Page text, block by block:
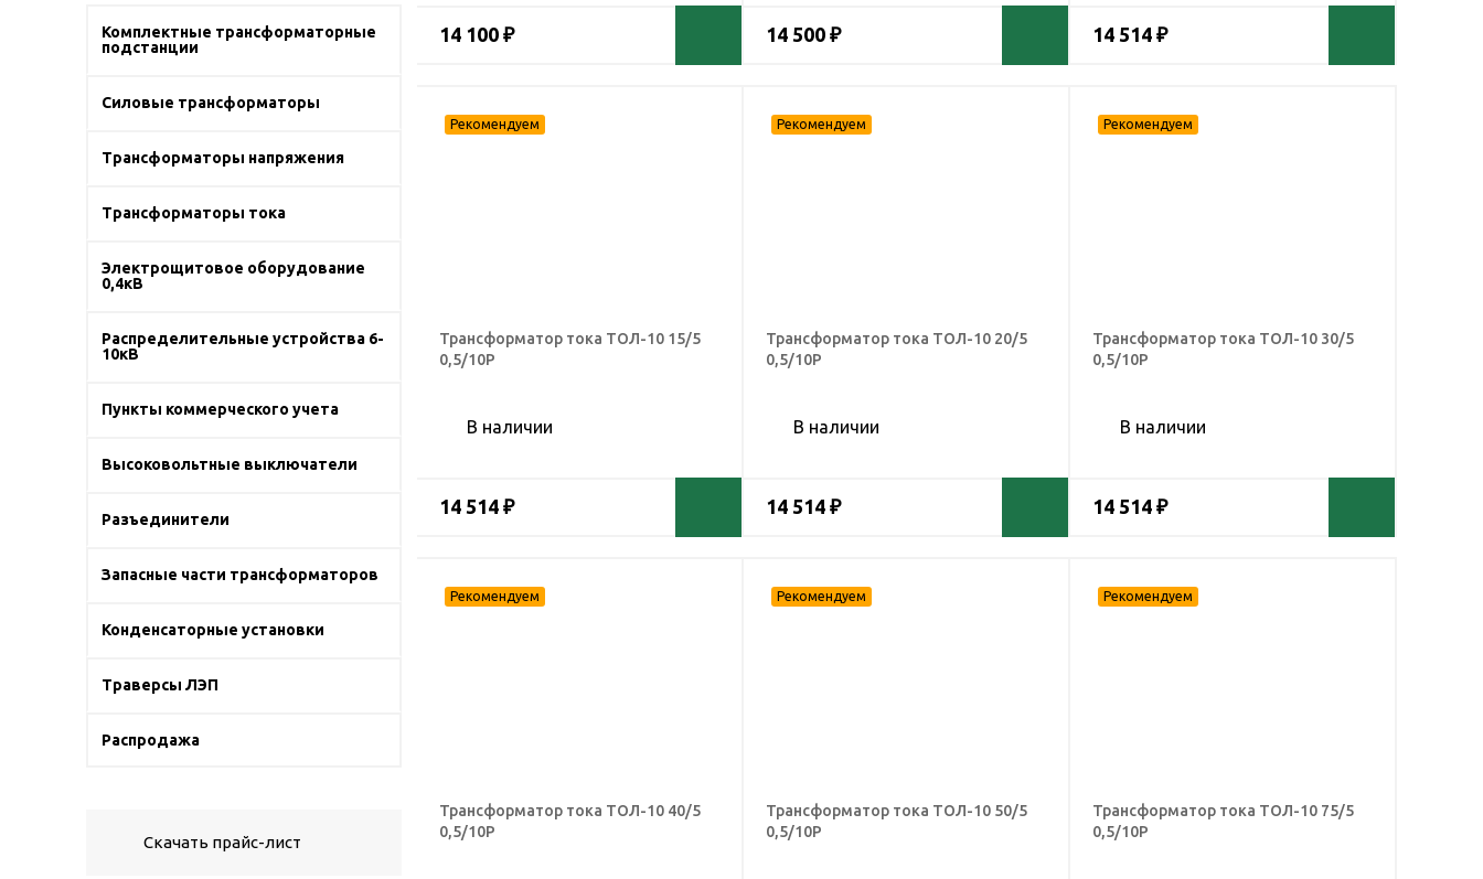
Комплектные трансформаторные
подстанции
Силовые трансформаторы
Трансформаторы напряжения
Трансформаторы тока
Электрощитовое оборудование
0,4кВ
Распределительные устройства 6-
10кВ
Пункты коммерческого учета
Высоковольтные выключатели
Разъединители
Запасные части трансформаторов
Конденсаторные установки
Траверсы ЛЭП
Распродажа
Скачать прайс-лист
14 100 ₽ 14 500 ₽ 14 514 ₽
Трансформатор тока ТОЛ-10 15/5
0,5/10Р
В наличии
14 514 ₽
Трансформатор тока ТОЛ-10 20/5
0,5/10Р
В наличии
14 514 ₽
Трансформатор тока ТОЛ-10 30/5
0,5/10Р
В наличии
14 514 ₽
Трансформатор тока ТОЛ-10 40/5
0,5/10Р
Трансформатор тока ТОЛ-10 50/5
0,5/10Р
Трансформатор тока ТОЛ-10 75/5
0,5/10Р